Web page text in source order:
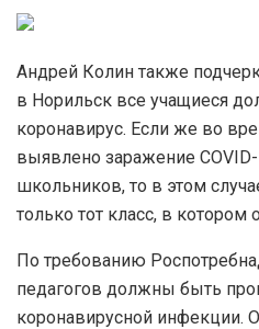
Андрей Колин также
в Норильск все учащиеся
коронавирус. Если же во
выявлено заражение COVID-
школьников, то в этом
только тот класс, в котором
По требованию
педагогов должны быть
коронавирусной инфекции.